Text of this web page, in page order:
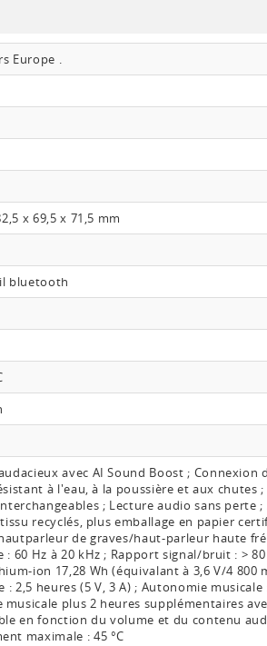
Europe .
x 69,5 x 71,5 mm
bluetooth
avec AI Sound Boost ;
à l'eau, à la poussière et aux chutes
; Lecture audio sans perte
recyclés, plus emballage en papier
de graves/haut-parleur haute
: 60 Hz à 20 kHz ; Rapport signal/bruit : >
ion 17,28 Wh (équivalant à 3,6 V/4 800
: 2,5 heures (5 V, 3 A) ; Autonomie
plus 2 heures supplémentaires
en fonction du volume et du contenu
maximale : 45 °C